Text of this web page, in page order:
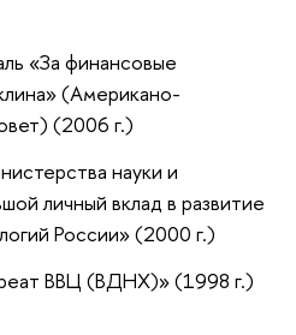
«За финансовые
(Американо-
(2006 г.)
науки и
личный вклад в развитие
России» (2000 г.)
ВВЦ (ВДНХ)» (1998 г.)